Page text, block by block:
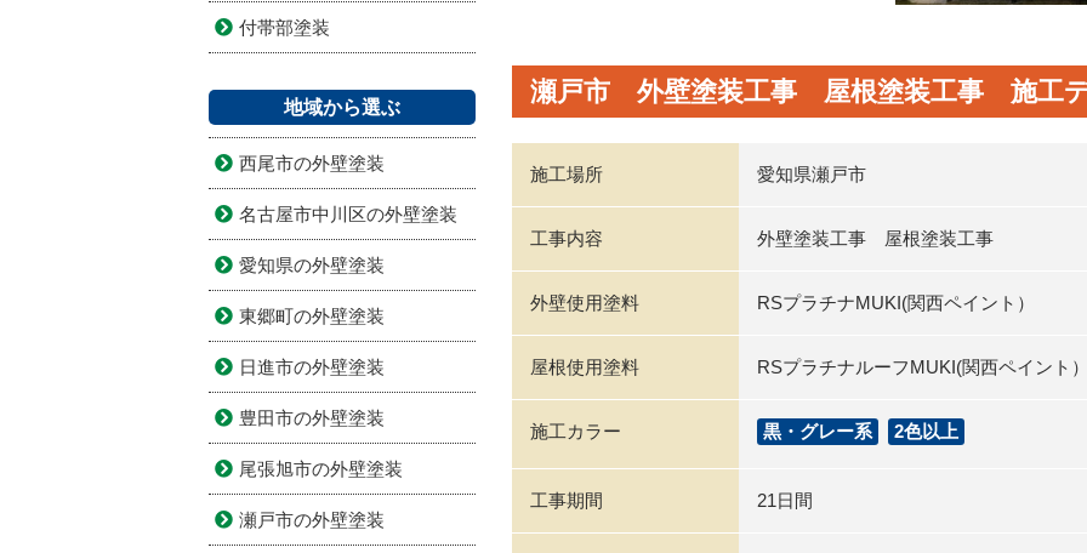
瀬戸市 外壁塗装工事 屋根塗装工事 施工
施工場所 愛知県瀬戸市
工事内容 外壁塗装工事 屋根塗装工事
外壁使用塗料 RSプラチナMUKI(関西ペイント）
屋根使用塗料 RSプラチナルーフMUKI(関西ペイント）
施工カラー 黒・グレー系 2色以上
工事期間 21日間
付帯部塗装
地域から選ぶ
西尾市の外壁塗装
名古屋市中川区の外壁塗装
愛知県の外壁塗装
東郷町の外壁塗装
日進市の外壁塗装
豊田市の外壁塗装
尾張旭市の外壁塗装
瀬戸市の外壁塗装